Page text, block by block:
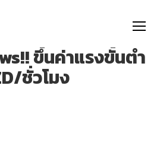
ขึ้นค่าแรงขั้นต่ำ
ชั่วโมง